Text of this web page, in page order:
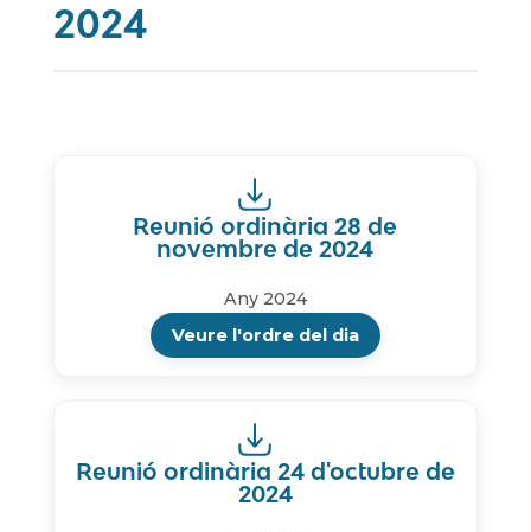
2024
Reunió ordinària 28 de
novembre de 2024
Any 2024
Veure l'ordre del dia
Reunió ordinària 24 d'octubre de
2024